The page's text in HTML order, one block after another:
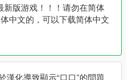
版游戏！！！请勿在简体
中文的，可以下载简体中文
漢化導致顯示“口口”的問題